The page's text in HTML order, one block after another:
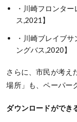
・川崎フロンタ
ス,2021】
・川崎ブレイブ
ングバス,2020】
さらに、市民が考え
場所」も、ペーパー
ダウンロードができ